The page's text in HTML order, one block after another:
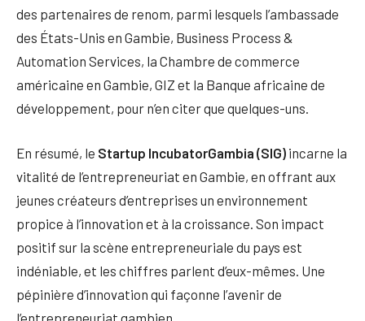
des partenaires de renom, parmi lesquels l’ambassade
des États-Unis en Gambie, Business Process &
Automation Services, la Chambre de commerce
américaine en Gambie, GIZ et la Banque africaine de
développement, pour n’en citer que quelques-uns.
En résumé, le Startup IncubatorGambia (SIG) incarne la
vitalité de l’entrepreneuriat en Gambie, en offrant aux
jeunes créateurs d’entreprises un environnement
propice à l’innovation et à la croissance. Son impact
positif sur la scène entrepreneuriale du pays est
indéniable, et les chiffres parlent d’eux-mêmes. Une
pépinière d’innovation qui façonne l’avenir de